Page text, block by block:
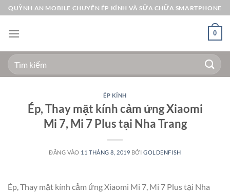
Bỏ
qua
nội
QUỲNH AN MOBILE CHUYÊN ÉP KÍNH VÀ SỬA CHỮA SMARTPHONE
0
Tìm
kiếm:
ÉP KÍNH
Ép, Thay mặt kính cảm ứng Xiaomi
Mi 7, Mi 7 Plus tại Nha Trang
ĐĂNG VÀO 11 THÁNG 8, 2019 BỞIGOLDENFISH
Ép, Thay mặt kính cảm ứng Xiaomi Mi 7, Mi 7 Plus tại Nha